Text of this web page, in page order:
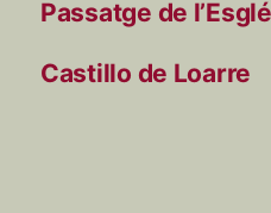
Passatge de
Castillo de Loarre